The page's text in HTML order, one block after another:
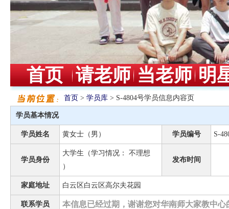
首页 请老师 当老师 明
首页 > 学员库 > S-4804号学员信息内容页
学员基本情况
学员姓名 黄女士（男） 学员编号 S-
学员身份
大学生（学习情况： 不理想
）
发布时间
家庭地址 白云区白云区高尔夫花园
联系学员 本信息已经过期，谢谢您对华南师大家教中心